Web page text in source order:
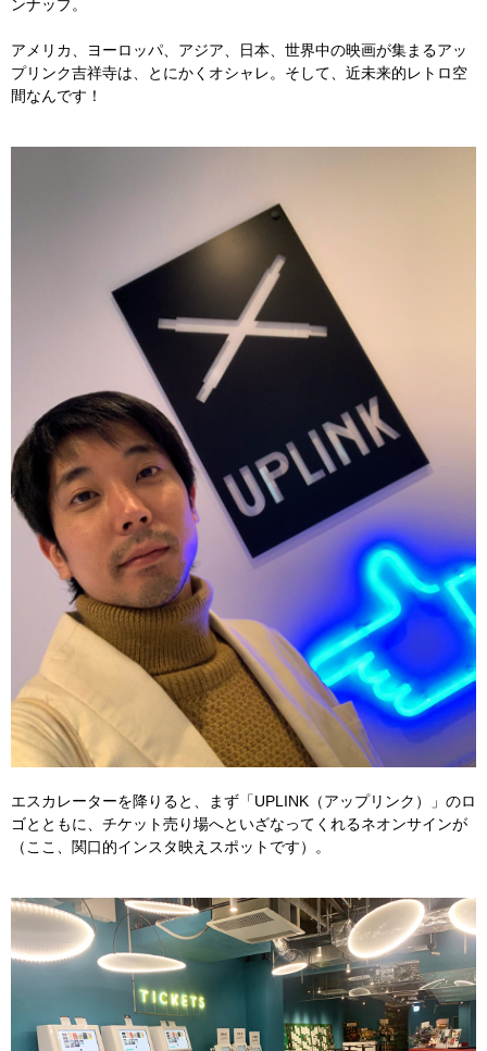
ンナップ。
アメリカ、ヨーロッパ、アジア、日本、世界中の映画が集まるアッ
プリンク吉祥寺は、とにかくオシャレ。そして、近未来的レトロ空
間なんです！
エスカレーターを降りると、まず「UPLINK（アップリンク）」のロ
ゴとともに、チケット売り場へといざなってくれるネオンサインが
（ここ、関口的インスタ映えスポットです）。